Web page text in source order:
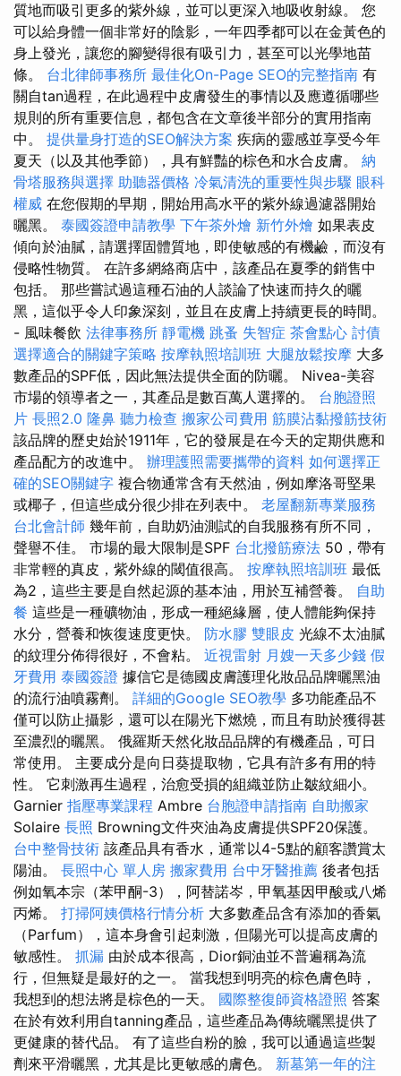
質地而吸引更多的紫外線，並可以更深入地吸收射線。 您
可以給身體一個非常好的陰影，一年四季都可以在金黃色的
身上發光，讓您的腳變得很有吸引力，甚至可以光學地苗
條。 台北律師事務所 最佳化On-Page SEO的完整指南 有
關自tan過程，在此過程中皮膚發生的事情以及應遵循哪些
規則的所有重要信息，都包含在文章後半部分的實用指南
中。 提供量身打造的SEO解決方案 疾病的靈感並享受今年
夏天（以及其他季節），具有鮮豔的棕色和水合皮膚。 納
骨塔服務與選擇 助聽器價格 冷氣清洗的重要性與步驟 眼科
權威 在您假期的早期，開始用高水平的紫外線過濾器開始
曬黑。 泰國簽證申請教學 下午茶外燴 新竹外燴 如果表皮
傾向於油膩，請選擇固體質地，即使敏感的有機鹼，而沒有
侵略性物質。 在許多網絡商店中，該產品在夏季的銷售中
包括。 那些嘗試過這種石油的人談論了快速而持久的曬
黑，這似乎令人印象深刻，並且在皮膚上持續更長的時間。
- 風味餐飲 法律事務所 靜電機 跳蚤 失智症 茶會點心 討債
選擇適合的關鍵字策略 按摩執照培訓班 大腿放鬆按摩 大多
數產品的SPF低，因此無法提供全面的防曬。 Nivea-美容
市場的領導者之一，其產品是數百萬人選擇的。 台胞證照
片 長照2.0 隆鼻 聽力檢查 搬家公司費用 筋膜沾黏撥筋技術
該品牌的歷史始於1911年，它的發展是在今天的定期供應和
產品配方的改進中。 辦理護照需要攜帶的資料 如何選擇正
確的SEO關鍵字 複合物通常含有天然油，例如摩洛哥堅果
或椰子，但這些成分很少排在列表中。 老屋翻新專業服務
台北會計師 幾年前，自助奶油測試的自我服務有所不同，
聲譽不佳。 市場的最大限制是SPF 台北撥筋療法 50，帶有
非常輕的真皮，紫外線的閾值很高。 按摩執照培訓班 最低
為2，這些主要是自然起源的基本油，用於互補營養。 自助
餐 這些是一種礦物油，形成一種絕緣層，使人體能夠保持
水分，營養和恢復速度更快。 防水膠 雙眼皮 光線不太油膩
的紋理分佈得很好，不會粘。 近視雷射 月嫂一天多少錢 假
牙費用 泰國簽證 據信它是德國皮膚護理化妝品品牌曬黑油
的流行油噴霧劑。 詳細的Google SEO教學 多功能產品不
僅可以防止攝影，還可以在陽光下燃燒，而且有助於獲得甚
至濃烈的曬黑。 俄羅斯天然化妝品品牌的有機產品，可日
常使用。 主要成分是向日葵提取物，它具有許多有用的特
性。 它刺激再生過程，治愈受損的組織並防止皺紋細小。
Garnier 指壓專業課程 Ambre 台胞證申請指南 自助搬家
Solaire 長照 Browning文件夾油為皮膚提供SPF20保護。
台中整骨技術 該產品具有香水，通常以4-5點的顧客讚賞太
陽油。 長照中心 單人房 搬家費用 台中牙醫推薦 後者包括
例如氧本宗（苯甲酮-3），阿替諾岑，甲氧基因甲酸或八烯
丙烯。 打掃阿姨價格行情分析 大多數產品含有添加的香氣
（Parfum），這本身會引起刺激，但陽光可以提高皮膚的
敏感性。 抓漏 由於成本很高，Dior銅油並不普遍稱為流
行，但無疑是最好的之一。 當我想到明亮的棕色膚色時，
我想到的想法將是棕色的一天。 國際整復師資格證照 答案
在於有效利用自tanning產品，這些產品為傳統曬黑提供了
更健康的替代品。 有了這些自粉的臉，我可以通過這些製
劑來平滑曬黑，尤其是比更敏感的膚色。 新墓第一年的注